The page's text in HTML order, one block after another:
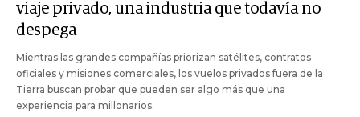
viaje privado, una industria que todavía no
despega
Mientras las grandes compañías priorizan satélites, contratos
oficiales y misiones comerciales, los vuelos privados fuera de la
Tierra buscan probar que pueden ser algo más que una
experiencia para millonarios.